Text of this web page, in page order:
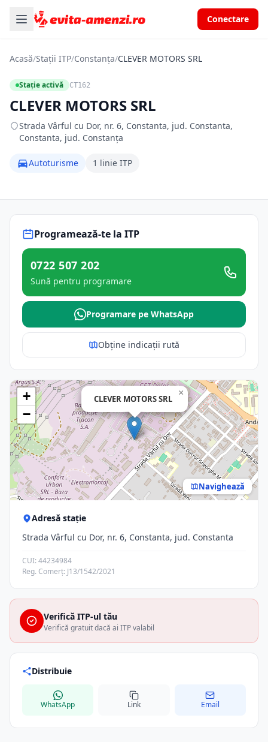
Conectare
Acasă/Stații ITP/Constanța/CLEVER MOTORS SRL
Stație activă CT162
CLEVER MOTORS SRL
Strada Vârful cu Dor, nr. 6, Constanta, jud. Constanta,
Constanta, jud. Constanța
Autoturisme 1 linie ITP
Programează-te la ITP
0722 507 202
Sună pentru programare
Programare pe WhatsApp
Obține indicații rută
CLEVER MOTORS SRL
×
+
−
Navighează
Adresă stație
Strada Vârful cu Dor, nr. 6, Constanta, jud. Constanta
CUI: 44234984
Reg. Comerț: J13/1542/2021
Verifică ITP-ul tău
Verifică gratuit dacă ai ITP valabil
Distribuie
WhatsApp Link Email